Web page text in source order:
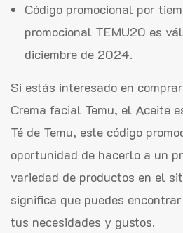
Código promocional por
promocional TEMU20 es
diciembre de 2024.
Si estás interesado en
Crema facial Temu, el Aceite
Té de Temu, este código
oportunidad de hacerlo a un
variedad de productos en el
significa que puedes
tus necesidades y gustos.